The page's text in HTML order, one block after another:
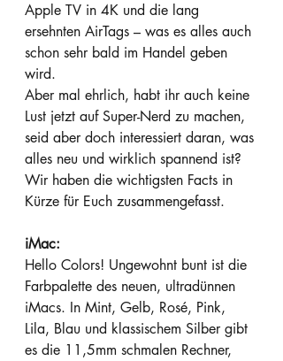
Apple TV in 4K und die lang
ersehnten AirTags – was es alles auch
schon sehr bald im Handel geben
wird.
Aber mal ehrlich, habt ihr auch keine
Lust jetzt auf Super-Nerd zu machen,
seid aber doch interessiert daran, was
alles neu und wirklich spannend ist?
Wir haben die wichtigsten Facts in
Kürze für Euch zusammengefasst.
iMac:
Hello Colors! Ungewohnt bunt ist die
Farbpalette des neuen, ultradünnen
iMacs. In Mint, Gelb, Rosé, Pink,
Lila, Blau und klassischem Silber gibt
es die 11,5mm schmalen Rechner,